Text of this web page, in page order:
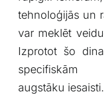
tehnoloģijās un
var ⁢meklēt
Izprotot šo
specifiskām
augstāku iesaisti.